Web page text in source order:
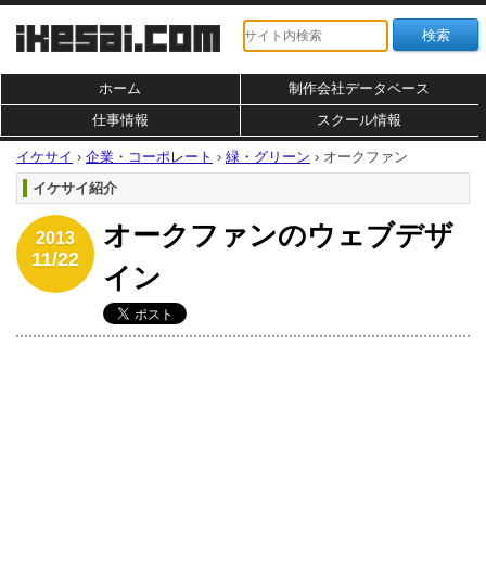
ホーム
制作会社データベース
仕事情報
スクール情報
イケサイ › 企業・コーポレート › 緑・グリーン › オークファン
イケサイ紹介
2013
11/22
オークファンのウェブデザ
イン